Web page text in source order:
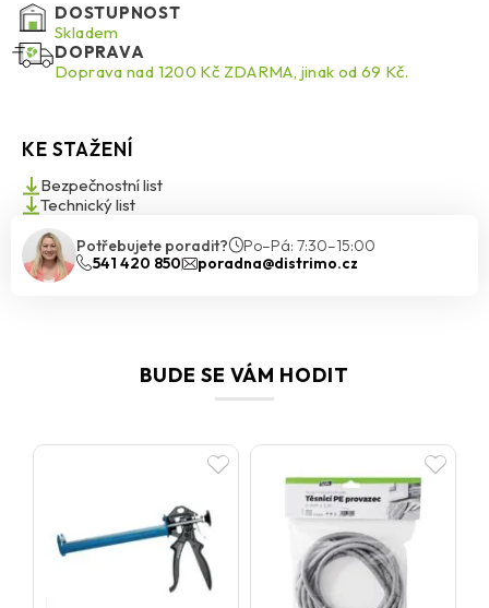
Díky trvale elastickému složení tmel dobře odolává pohybům v
konstrukci, nepraská ani nesesedá. Vysoká odolnost vůči vodě,
vlhkosti, UV záření, čisticím prostředkům a teplotním výkyvům
houbám a mikroorganismům, což je klíčové pro hygienické
prostředí.
Tmel má vynikající přilnavost ke sklu, keramice, porcelánu,
smaltu, emailu a dalším nesavým povrchům. Je snadno
aplikovatelný a po vytvrzení zůstává pružný, bez tendence ke
DOSTUPNOST
Skladem
DOPRAVA
Doprava nad 1200 Kč ZDARMA, jinak od 69 Kč.
KE STAŽENÍ
Bezpečnostní list
Technický list
Potřebujete poradit?
Po–Pá: 7:30–15:00
541 420 850
poradna@distrimo.cz
BUDE SE VÁM HODIT